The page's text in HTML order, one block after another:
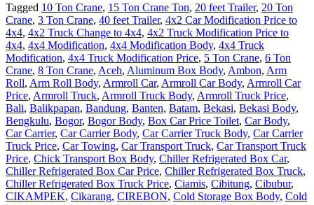
Tagged 10 Ton Crane, 15 Ton Crane Ton, 20 feet Trailer, 20 Ton
Crane, 3 Ton Crane, 40 feet Trailer, 4x2 Car Modification Price to
4x4, 4x2 Truck Change to 4x4, 4x2 Truck Modification Price to
4x4, 4x4 Modification, 4x4 Modification Body, 4x4 Truck
Modification, 4x4 Truck Modification Price, 5 Ton Crane, 6 Ton
Crane, 8 Ton Crane, Aceh, Aluminum Box Body, Ambon, Arm
Roll, Arm Roll Body, Armroll Car, Armroll Car Body, Armroll Car
Price, Armroll Truck, Armroll Truck Body, Armroll Truck Price,
Bali, Balikpapan, Bandung, Banten, Batam, Bekasi, Bekasi Body,
Bengkulu, Bogor, Bogor Body, Box Car Price Toilet, Car Body,
Car Carrier, Car Carrier Body, Car Carrier Truck Body, Car Carrier
Truck Price, Car Towing, Car Transport Truck, Car Transport Truck
Price, Chick Transport Box Body, Chiller Refrigerated Box Car,
Chiller Refrigerated Box Car Price, Chiller Refrigerated Box Truck,
Chiller Refrigerated Box Truck Price, Ciamis, Cibitung, Cibubur,
CIKAMPEK, Cikarang, CIREBON, Cold Storage Box Body, Cold